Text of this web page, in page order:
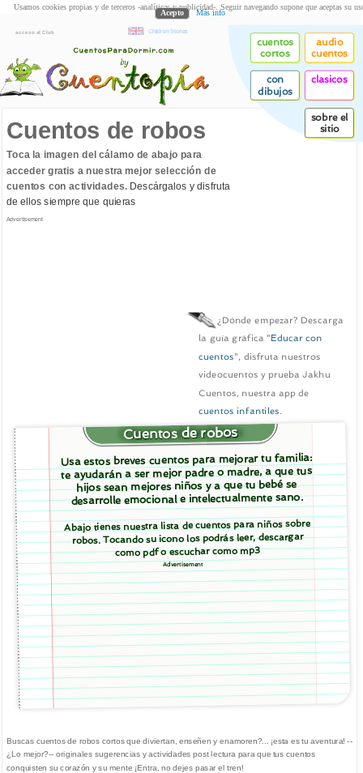
acceso al Club Children Stories
cuentos
cortos
audio
cuentos
con
dibujos
clasicos
sobre el
sitio
Cuentos de robos
Toca la imagen del cálamo de abajo para
acceder gratis a nuestra mejor selección de
cuentos con actividades.Descárgalos y disfruta
de ellos siempre que quieras
Advertisement
¿Dónde empezar? Descarga
la guía gráfica "Educar con
cuentos", disfruta nuestros
videocuentos y prueba Jakhu
Cuentos, nuestra app de
cuentos infantiles.
Cuentos de robos
Usa estos breves cuentos para mejorar tu familia:
te ayudarán a ser mejor padre o madre, a que tus
hijos sean mejores niños y a que tu bebé se
desarrolle emocional e intelectualmente sano.
Abajo tienes nuestra lista de cuentos para niños sobre
robos. Tocando su icono los podrás leer, descargar
como pdf o escuchar como mp3
Advertisement
Buscas cuentos de robos cortos que diviertan, enseñen y enamoren?... ¡esta es tu aventura! --
¿Lo mejor?-- originales sugerencias y actividades post lectura para que tus cuentos
conquisten su corazón y su mente ¡Entra, no dejes pasar el tren!
Usamos cookies propias y de terceros -analíticas y publicidad-. Seguir navegando supone que aceptas su
Acepto Más info